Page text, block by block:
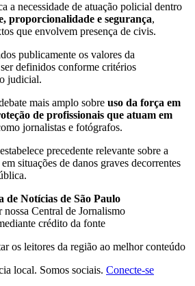
a necessidade de atuação policial dentro
proporcionalidade e segurança,
que envolvem presença de civis.
publicamente os valores da
definidos conforme critérios
judicial.
mais amplo sobre uso da força em
de profissionais que atuam em
jornalistas e fotógrafos.
precedente relevante sobre a
situações de danos graves decorrentes
de Notícias de São Paulo
Central de Jornalismo
crédito da fonte
os leitores da região ao melhor conteúdo
local. Somos sociais. Conecte-se